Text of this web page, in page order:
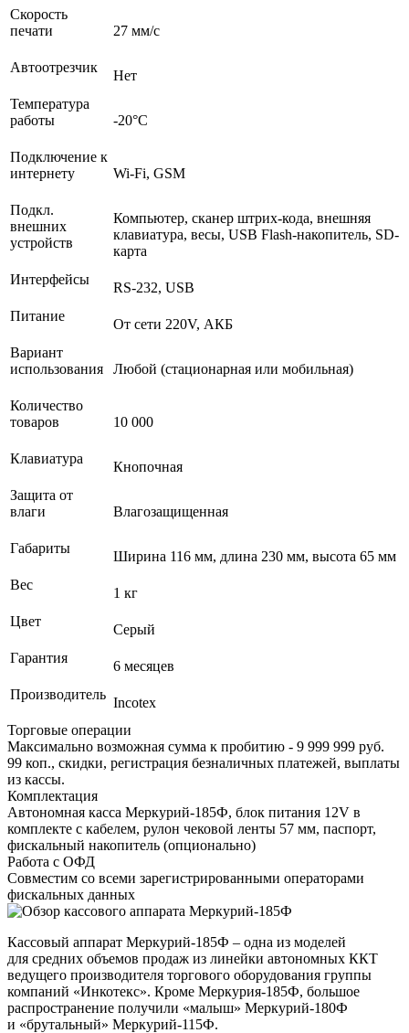
Скорость
печати
27 мм/с
Автоотрезчик
Нет
Температура
работы
-20°C
Подключение к
интернету
Wi-Fi, GSM
Подкл.
внешних
устройств
Компьютер, сканер штрих-кода, внешняя
клавиатура, весы, USB Flash-накопитель, SD-
карта
Интерфейсы
RS-232, USB
Питание
От сети 220V, АКБ
Вариант
использования
Любой (стационарная или мобильная)
Количество
товаров
10 000
Клавиатура
Кнопочная
Защита от
влаги
Влагозащищенная
Габариты
Ширина 116 мм, длина 230 мм, высота 65 мм
Вес
1 кг
Цвет
Серый
Гарантия
6 месяцев
Производитель
Incotex
Торговые операции
Максимально возможная сумма к пробитию - 9 999 999 руб.
99 коп., скидки, регистрация безналичных платежей, выплаты
из кассы.
Комплектация
Автономная касса Меркурий-185Ф, блок питания 12V в
комплекте с кабелем, рулон чековой ленты 57 мм, паспорт,
фискальный накопитель (опционально)
Работа с ОФД
Совместим со всеми зарегистрированными операторами
фискальных данных
Кассовый аппарат Меркурий‑185Ф – одна из моделей
для средних объемов продаж из линейки автономных ККТ
ведущего производителя торгового оборудования группы
компаний «Инкотекс». Кроме Меркурия‑185Ф, большое
распространение получили «малыш» Меркурий‑180Ф
и «брутальный» Меркурий‑115Ф.